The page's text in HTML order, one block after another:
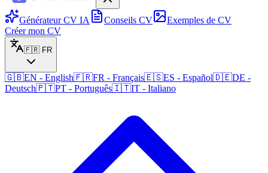
Générateur CV IA Conseils CV
Exemples de CV
Créer mon CV
🇫🇷 FR
🇬🇧EN - English🇫🇷FR - Français🇪🇸ES - Español🇩🇪DE -
Deutsch🇵🇹PT - Português🇮🇹IT - Italiano